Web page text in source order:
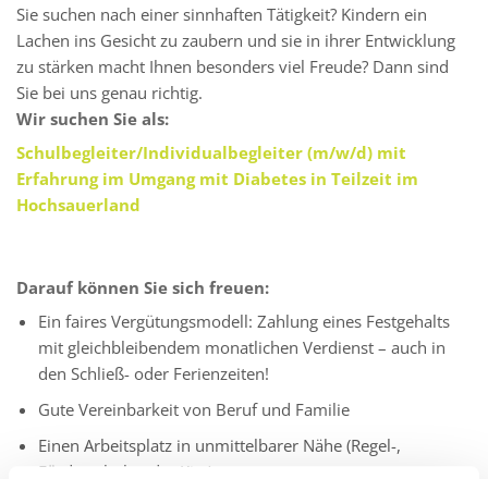
Sie suchen nach einer sinnhaften Tätigkeit? Kindern ein
Lachen ins Gesicht zu zaubern und sie in ihrer Entwicklung
zu stärken macht Ihnen besonders viel Freude? Dann sind
Sie bei uns genau richtig.
Wir suchen Sie als:
Schulbegleiter/Individualbegleiter (m/w/d) mit
Erfahrung im Umgang mit Diabetes in Teilzeit im
Hochsauerland
Darauf können Sie sich freuen:
Ein faires Vergütungsmodell: Zahlung eines Festgehalts
mit gleichbleibendem monatlichen Verdienst – auch in
den Schließ- oder Ferienzeiten!
Gute Vereinbarkeit von Beruf und Familie
Einen Arbeitsplatz in unmittelbarer Nähe (Regel-,
Förderschule oder Kita)